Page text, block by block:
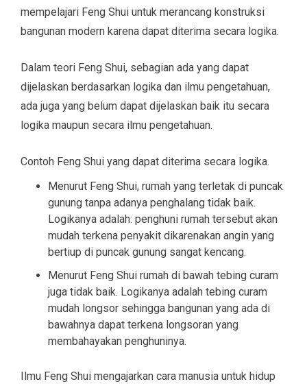
mempelajari Feng Shui untuk merancang konstruksi
bangunan modern karena dapat diterima secara logika.
Dalam teori Feng Shui, sebagian ada yang dapat
dijelaskan berdasarkan logika dan ilmu pengetahuan,
ada juga yang belum dapat dijelaskan baik itu secara
logika maupun secara ilmu pengetahuan.
Contoh Feng Shui yang dapat diterima secara logika.
Menurut Feng Shui, rumah yang terletak di puncak
gunung tanpa adanya penghalang tidak baik.
Logikanya adalah: penghuni rumah tersebut akan
mudah terkena penyakit dikarenakan angin yang
bertiup di puncak gunung sangat kencang.
Menurut Feng Shui rumah di bawah tebing curam
juga tidak baik. Logikanya adalah tebing curam
mudah longsor sehingga bangunan yang ada di
bawahnya dapat terkena longsoran yang
membahayakan penghuninya.
Ilmu Feng Shui mengajarkan cara manusia untuk hidup